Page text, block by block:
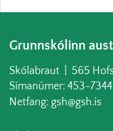
Grunnskólinn
Skólabraut | 565
Símanúmer: 453-7344
Netfang: gsh@gsh.is